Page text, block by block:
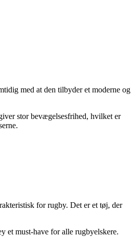
med at den tilbyder et moderne og
stor bevægelsesfrihed, hvilket er
for rugby. Det er et tøj, der
et must-have for alle rugbyelskere.